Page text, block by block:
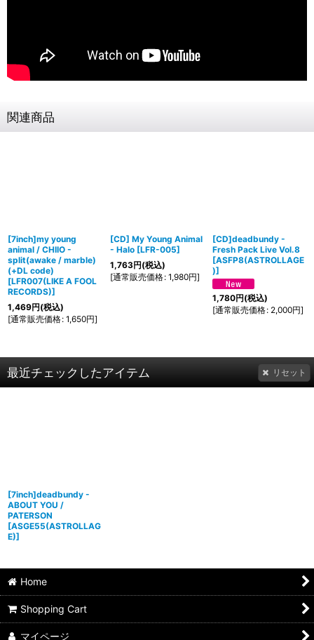
関連商品
[7inch]my young
animal / CHIIO -
split(awake / marble)
(+DL code)
[LFR007(LIKE A FOOL
RECORDS)]
1,469円(税込)
[通常販売価格: 1,650円]
[CD] My Young Animal
- Halo [LFR-005]
1,763円(税込)
[通常販売価格: 1,980円]
[CD]deadbundy -
Fresh Pack Live Vol.8
[ASFP8(ASTROLLAGE
)]
1,780円(税込)
[通常販売価格: 2,000円]
最近チェックしたアイテム リセット
[7inch]deadbundy -
ABOUT YOU /
PATERSON
[ASGE55(ASTROLLAG
E)]
Home
Shopping Cart
マイページ